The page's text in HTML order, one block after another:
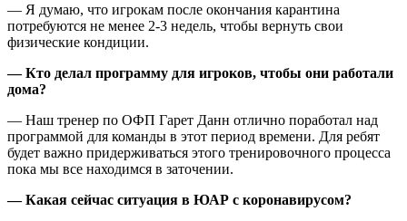
— Я думаю, что игрокам после окончания карантина
потребуются не менее 2-3 недель, чтобы вернуть свои
физические кондиции.
— Кто делал программу для игроков, чтобы они работали
дома?
— Наш тренер по ОФП Гарет Данн отлично поработал над
программой для команды в этот период времени. Для ребят
будет важно придерживаться этого тренировочного процесса
пока мы все находимся в заточении.
— Какая сейчас ситуация в ЮАР с коронавирусом?